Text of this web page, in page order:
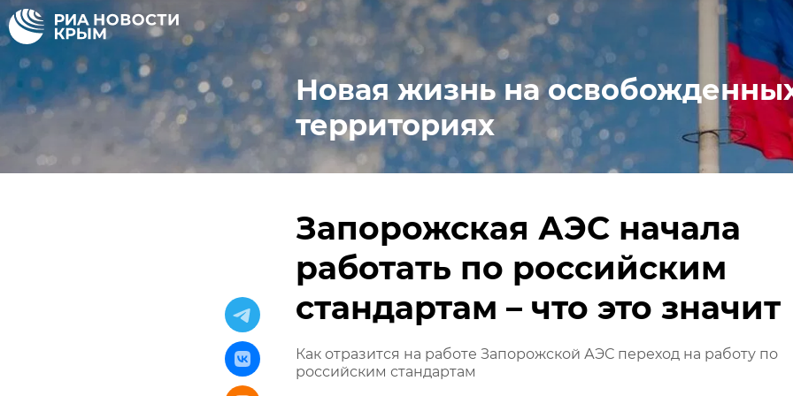
Новая жизнь на
территориях
Запорожская АЭС начала
работать по российским
стандартам – что это значит
Как отразится на работе Запорожской АЭС переход на работу по
российским стандартам